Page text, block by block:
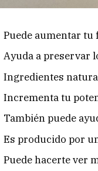
Puede aumentar
Ayuda a preservar
Ingredientes
Incrementa tu
También puede
Es producido por
Puede hacerte ver